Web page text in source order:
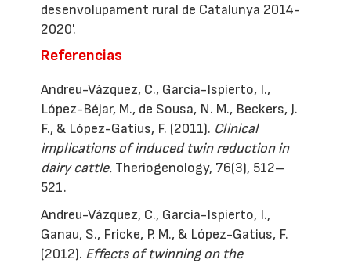
desenvolupament rural de Catalunya 2014-
2020'.
Referencias
Andreu-Vázquez, C., Garcia-Ispierto, I.,
López-Béjar, M., de Sousa, N. M., Beckers, J.
F., & López-Gatius, F. (2011). Clinical
implications of induced twin reduction in
dairy cattle. Theriogenology, 76(3), 512–
521.
Andreu-Vázquez, C., Garcia-Ispierto, I.,
Ganau, S., Fricke, P. M., & López-Gatius, F.
(2012). Effects of twinning on the